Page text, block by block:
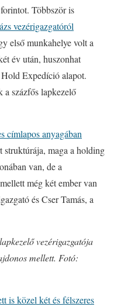
Többször is
vezérigazgatóról
első munkahelye volt a
év után, huszonhat
Hold Expedíció alapot.
a százfős lapkezelő
címlapos anyagában
maga a holding
van, de a
még két ember van
és Cser Tamás, a
vezérigazgatója
mellett. Fotó:
is közel két és félszeres